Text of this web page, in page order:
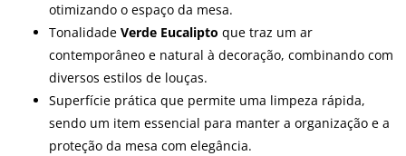
otimizando o espaço da mesa.
Tonalidade Verde Eucalipto que traz um ar
contemporâneo e natural à decoração, combinando com
diversos estilos de louças.
Superfície prática que permite uma limpeza rápida,
sendo um item essencial para manter a organização e a
proteção da mesa com elegância.